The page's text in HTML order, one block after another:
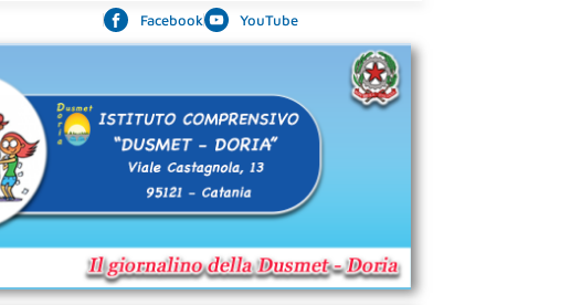
Facebook YouTube